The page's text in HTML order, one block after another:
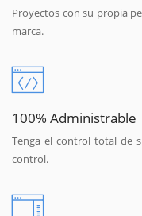
Proyectos con su propia
marca.
100% Administrable
Tenga el control total de
control.